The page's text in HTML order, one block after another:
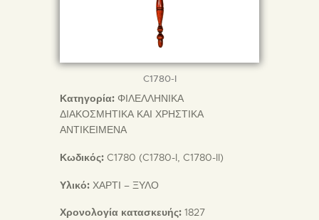
C1780-I
Κατηγορία: ΦΙΛΕΛΛΗΝΙΚΑ
ΔΙΑΚΟΣΜΗΤΙΚΑ ΚΑΙ ΧΡΗΣΤΙΚΑ
ΑΝΤΙΚΕΙΜΕΝΑ
Κωδικός: C1780 (C1780-I, C1780-II)
Υλικό: ΧΑΡΤΙ – ΞΥΛΟ
Χρονολογία κατασκευής: 1827